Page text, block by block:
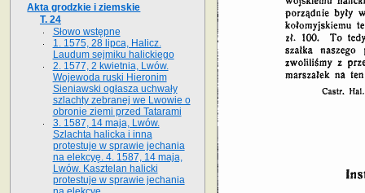
Akta grodzkie i ziemskie
T. 24
Słowo wstępne
1. 1575, 28 lipca, Halicz.
Laudum sejmiku halickiego
2. 1577, 2 kwietnia, Lwów.
Wojewoda ruski Hieronim
Sieniawski ogłasza uchwały
szlachty zebranej we Lwowie o
obronie ziemi przed Tatarami
3. 1587, 14 maja, Lwów.
Szlachta halicka i inna
protestuje w sprawie jechania
na elekcyę. 4. 1587, 14 maja,
Lwów. Kasztelan halicki
protestuje w sprawie jechania